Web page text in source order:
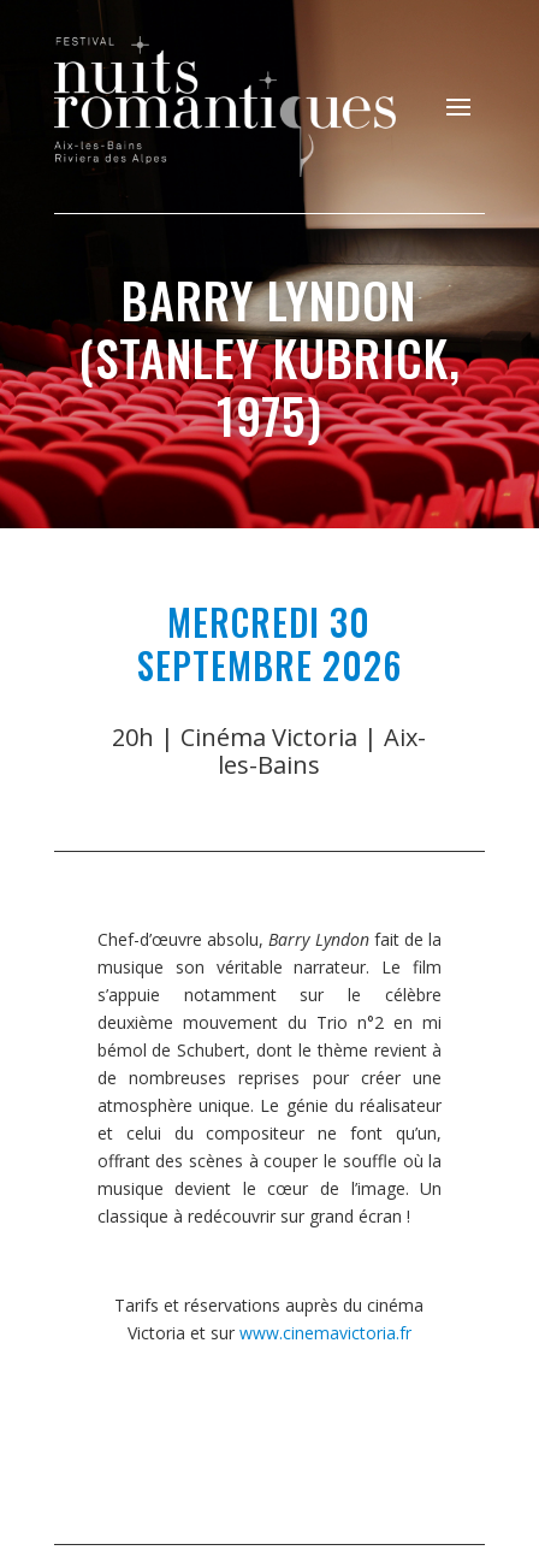
BARRY LYNDON
(STANLEY KUBRICK,
1975)
MERCREDI 30
SEPTEMBRE 2026
20h | Cinéma Victoria | Aix-
les-Bains
Chef-d’œuvre absolu,Barry Lyndonfait de la
musique son véritable narrateur. Le film
s’appuie notamment sur le célèbre
deuxième mouvement du Trio n°2 en mi
bémol de Schubert, dont le thème revient à
de nombreuses reprises pour créer une
atmosphère unique. Le génie du réalisateur
et celui du compositeur ne font qu’un,
offrant des scènes à couper le souffle où la
musique devient le cœur de l’image. Un
classique à redécouvrir sur grand écran !
Tarifs et réservations auprès du cinéma
Victoria et sur www.cinemavictoria.fr